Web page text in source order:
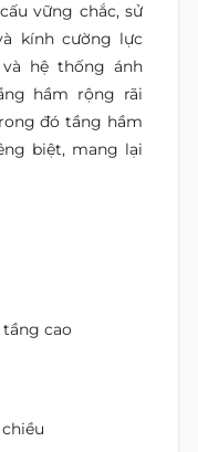
vững chắc, sử
kính cường lực
hệ thống ánh
hầm rộng rãi
đó tầng hầm
biệt, mang lại
tầng cao